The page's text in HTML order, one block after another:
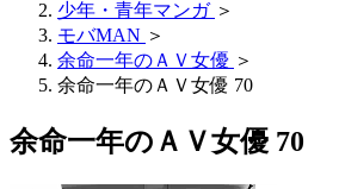
少年・青年マンガ ＞
モバMAN ＞
余命一年のＡＶ女優 ＞
余命一年のＡＶ女優 70
余命一年のＡＶ女優 70